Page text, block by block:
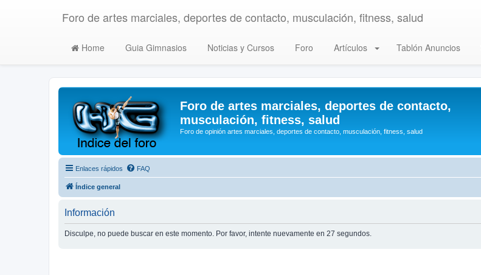
Foro de artes marciales, deportes de contacto, musculación, fitness, salud
Home Guia Gimnasios Noticias y Cursos Foro Artículos Tablón Anuncios
Foro de artes marciales, deportes de contacto,
musculación, fitness, salud
Foro de opinión artes marciales, deportes de contacto, musculación, fitness, salud
Enlaces rápidos FAQ
Índice general
Información
Disculpe, no puede buscar en este momento. Por favor, intente nuevamente en 27 segundos.